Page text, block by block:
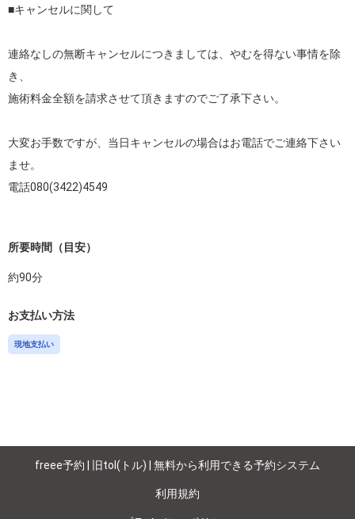
■キャンセルに関して
連絡なしの無断キャンセルにつきましては、やむを得ない事情を除
き、
施術料金全額を請求させて頂きますのでご了承下さい。
大変お手数ですが、当日キャンセルの場合はお電話でご連絡下さい
ませ。
電話080(3422)4549
所要時間（目安）
約90分
お支払い方法
現地支払い
freee予約 | 旧tol(トル) | 無料から利用できる予約システム
利用規約